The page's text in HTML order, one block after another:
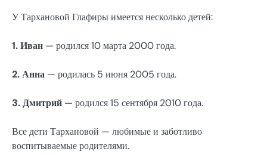
У Тархановой Глафиры имеется несколько детей:
1. Иван — родился 10 марта 2000 года.
2. Анна — родилась 5 июня 2005 года.
3. Дмитрий — родился 15 сентября 2010 года.
Все дети Тархановой — любимые и заботливо
воспитываемые родителями.